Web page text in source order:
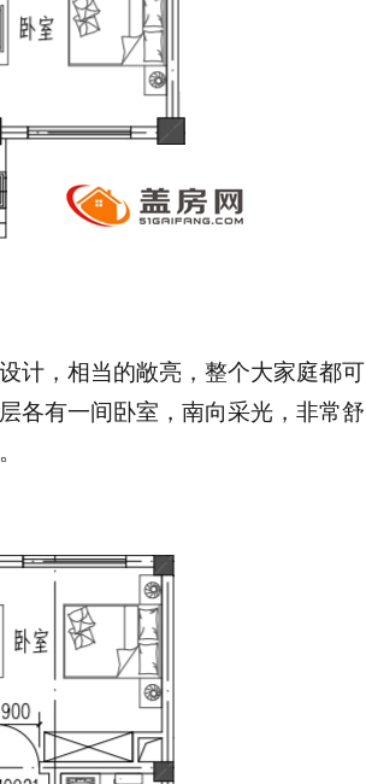
计，相当的敞亮，整个大家庭都可
各有一间卧室，南向采光，非常舒